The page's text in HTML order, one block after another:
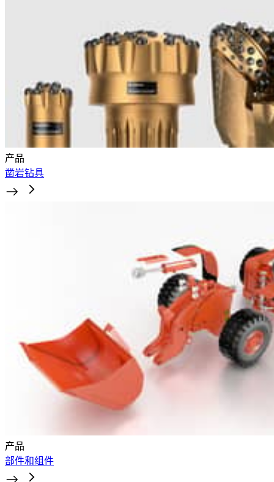
产品
凿岩钻具
产品
部件和组件